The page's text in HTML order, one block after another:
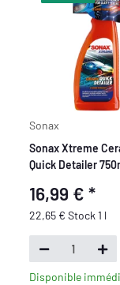
Sonax
Sonax Xtreme
Quick Detailer
16,99 €*
22,65 € Stock 1 l
Disponible